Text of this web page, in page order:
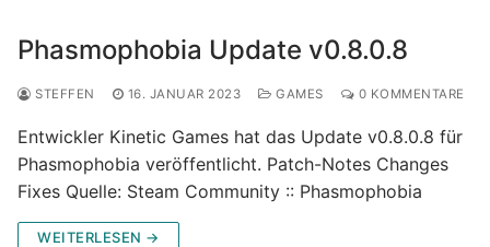
Phasmophobia Update v0.8.0.8
STEFFEN 16. JANUAR 2023 GAMES 0 KOMMENTARE
Entwickler Kinetic Games hat das Update v0.8.0.8 für
Phasmophobia veröffentlicht. Patch-Notes Changes
Fixes Quelle: Steam Community :: Phasmophobia
WEITERLESEN →